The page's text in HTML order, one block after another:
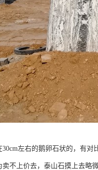
左右的鹅卵石状的，有
不上价去，泰山石摸上去略